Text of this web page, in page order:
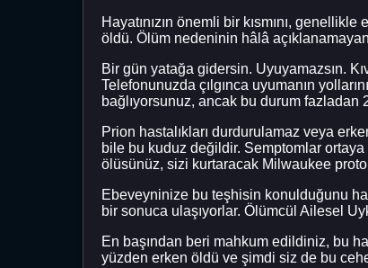
Hayatınızın önemli bir kısmını,
öldü. Ölüm nedeninin hâlâ
Bir gün yatağa gidersin. Uyuyamazsın.
Telefonunuzda çılgınca uyumanın
bağlıyorsunuz, ancak bu durum
Prion hastalıkları durdurulamaz veya
bile bu kuduz değildir. Semptomlar
ölüsünüz, sizi kurtaracak Milwaukee
Ebeveyninize bu teşhisin konulduğunu
bir sonuca ulaşıyorlar. Ölümcül Ailesel
En başından beri mahkum edildiniz, bu
yüzden erken öldü ve şimdi siz de bu